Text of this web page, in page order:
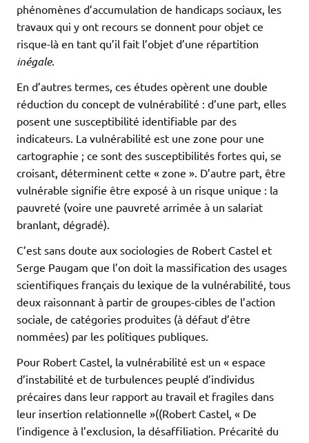
phénomènes d’accumulation de handicaps sociaux, les
travaux qui y ont recours se donnent pour objet ce
risque-là en tant qu’il fait l’objet d’une répartition
inégale.
En d’autres termes, ces études opèrent une double
réduction du concept de vulnérabilité : d’une part, elles
posent une susceptibilité identifiable par des
indicateurs. La vulnérabilité est une zone pour une
cartographie ; ce sont des susceptibilités fortes qui, se
croisant, déterminent cette « zone ». D’autre part, être
vulnérable signifie être exposé à un risque unique : la
pauvreté (voire une pauvreté arrimée à un salariat
branlant, dégradé).
C’est sans doute aux sociologies de Robert Castel et
Serge Paugam que l’on doit la massification des usages
scientifiques français du lexique de la vulnérabilité, tous
deux raisonnant à partir de groupes-cibles de l’action
sociale, de catégories produites (à défaut d’être
nommées) par les politiques publiques.
Pour Robert Castel, la vulnérabilité est un « espace
d’instabilité et de turbulences peuplé d’individus
précaires dans leur rapport au travail et fragiles dans
leur insertion relationnelle »((Robert Castel, « De
l’indigence à l’exclusion, la désaffiliation. Précarité du